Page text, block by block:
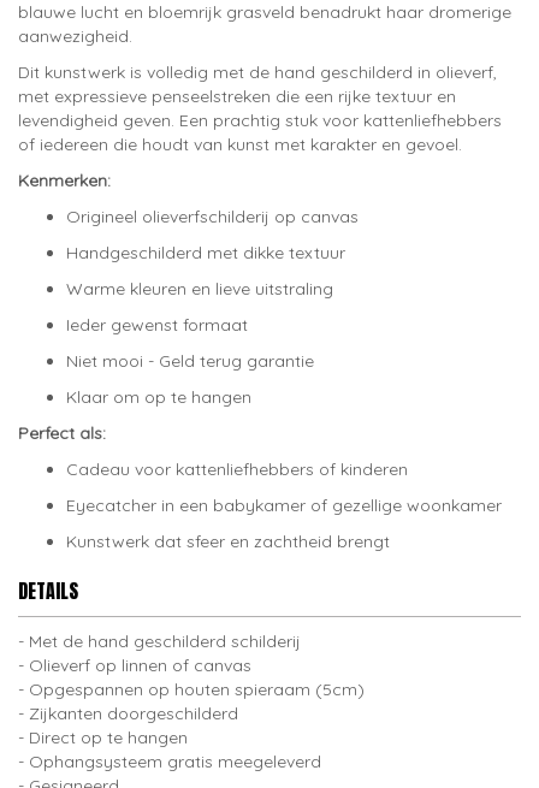
blauwe lucht en bloemrijk grasveld benadrukt haar dromerige
aanwezigheid.
Dit kunstwerk is volledig met de hand geschilderd in olieverf,
met expressieve penseelstreken die een rijke textuur en
levendigheid geven. Een prachtig stuk voor kattenliefhebbers
of iedereen die houdt van kunst met karakter en gevoel.
Kenmerken:
Origineel olieverfschilderij op canvas
Handgeschilderd met dikke textuur
Warme kleuren en lieve uitstraling
Ieder gewenst formaat
Niet mooi - Geld terug garantie
Klaar om op te hangen
Perfect als:
Cadeau voor kattenliefhebbers of kinderen
Eyecatcher in een babykamer of gezellige woonkamer
Kunstwerk dat sfeer en zachtheid brengt
DETAILS
Met de hand geschilderd schilderij
Olieverf op linnen of canvas
Opgespannen op houten spieraam (5cm)
Zijkanten doorgeschilderd
Direct op te hangen
Ophangsysteem gratis meegeleverd